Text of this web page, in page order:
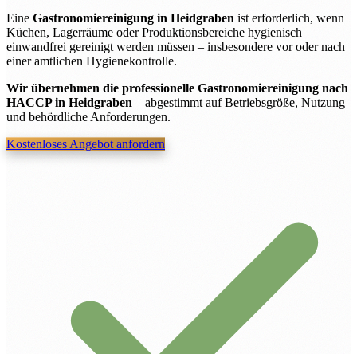
Eine Gastronomiereinigung in Heidgraben ist erforderlich, wenn
Küchen, Lagerräume oder Produktionsbereiche hygienisch
einwandfrei gereinigt werden müssen – insbesondere vor oder nach
einer amtlichen Hygienekontrolle.
Wir übernehmen die professionelle Gastronomiereinigung nach
HACCP in Heidgraben – abgestimmt auf Betriebsgröße, Nutzung
und behördliche Anforderungen.
Kostenloses Angebot anfordern